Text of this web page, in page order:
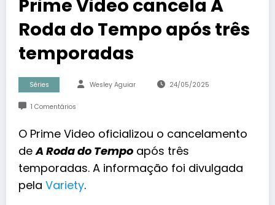
Prime Video cancela A
Roda do Tempo após três
temporadas
Séries Wesley Aguiar 24/05/2025
1 Comentários
O Prime Video oficializou o cancelamento
deA Roda do Tempo após três
temporadas. A informação foi divulgada
pela Variety.